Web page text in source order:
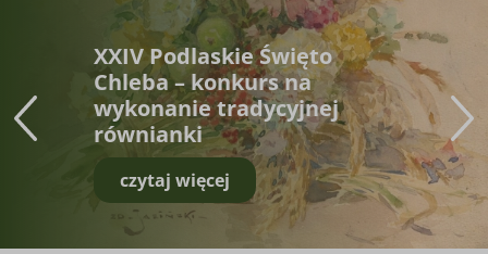
XXIV Podlaskie Święto
Chleba – konkurs na
wykonanie tradycyjnej
równianki
czytaj więcej